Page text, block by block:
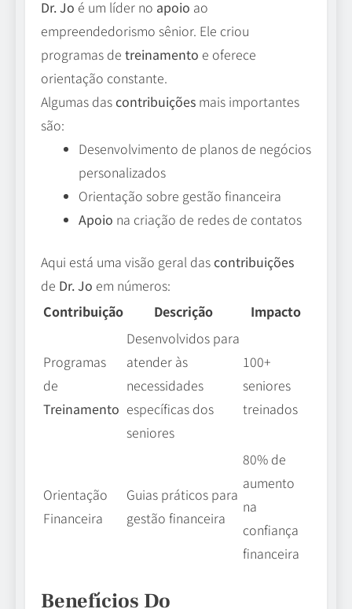
Dr. Jo é um líder no apoio ao
empreendedorismo sênior. Ele criou
programas de treinamento e oferece
orientação constante.
Algumas dascontribuições mais importantes
são:
Desenvolvimento de planos de negócios
personalizados
Orientação sobre gestão financeira
Apoio na criação de redes de contatos
Aqui está uma visão geral dascontribuições
de Dr. Jo em números:
Contribuição
Descrição Impacto
Programas
de
Treinamento
Desenvolvidos para
atender às
necessidades
específicas dos
seniores
100+
seniores
treinados
Orientação
Financeira
Guias práticos para
gestão financeira
80% de
aumento
na
confiança
financeira
Benefícios Do